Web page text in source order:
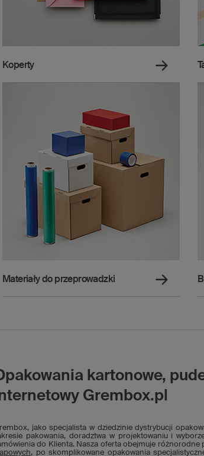
Koperty
Materiały do przeprowadzki
kartonowe,
Grembox.pl
jako specjalista w dziedzinie dystrybucji
pakowania, doradztwa w projektowaniu i
do Klienta. Nasza oferta obejmuje różnorodne
, po skomplikowane opakowania